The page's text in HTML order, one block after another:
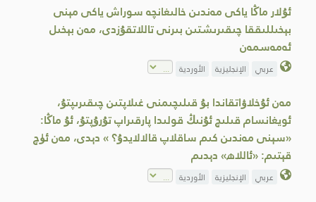
ئۇلار ماڭا ياكى مەندىن خالىغانچە سوراش ياكى مېنى
بېخىللىققا چىقىرىشتىن بىرنى تاللاتقۇزدى، مەن بېخىل
ئەمەسمەن
عربي الإنجليزية الأوردية
مەن ئۇخلاۋاتقاندا بۇ قىلىچىمنى غىلاپتىن چىقىرىپتۇ،
ئويغانسام قىلىچ ئۇنىڭ قولىدا پارقىراپ تۇرۇپتۇ، ئۇ ماڭا:
«سېنى مەندىن كىم ساقلاپ قالالايدۇ؟ » دېدى، مەن ئۈچ
قېتىم: «ئاللاھ» دېدىم
عربي الإنجليزية الأوردية